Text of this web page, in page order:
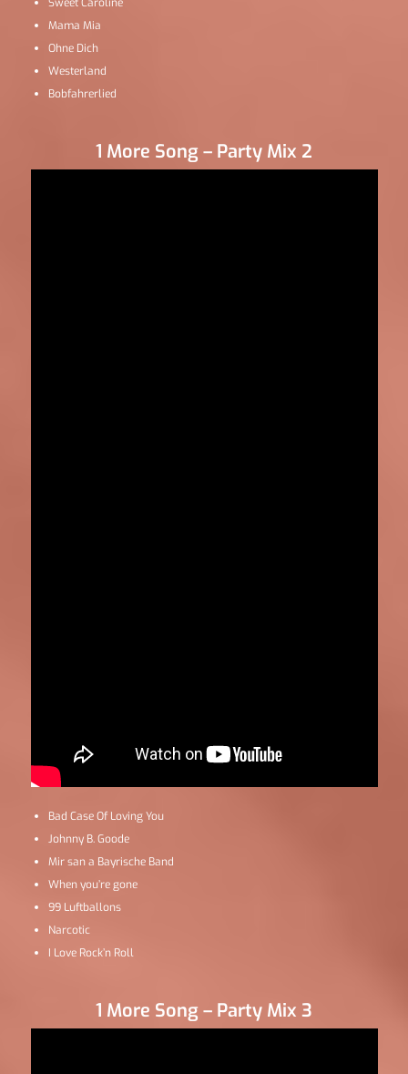
Sweet Caroline
Mama Mia
Ohne Dich
Westerland
Bobfahrerlied
1 More Song – Party Mix 2
Bad Case Of Loving You
Johnny B. Goode
Mir san a Bayrische Band
When you’re gone
99 Luftballons
Narcotic
I Love Rock’n Roll
1 More Song – Party Mix 3